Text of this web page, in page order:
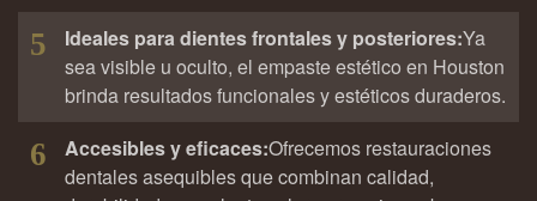
5 Ideales para dientes frontales y posteriores:Ya
sea visible u oculto, el empaste estético en Houston
brinda resultados funcionales y estéticos duraderos.
6 Accesibles y eficaces:Ofrecemos restauraciones
dentales asequibles que combinan calidad,